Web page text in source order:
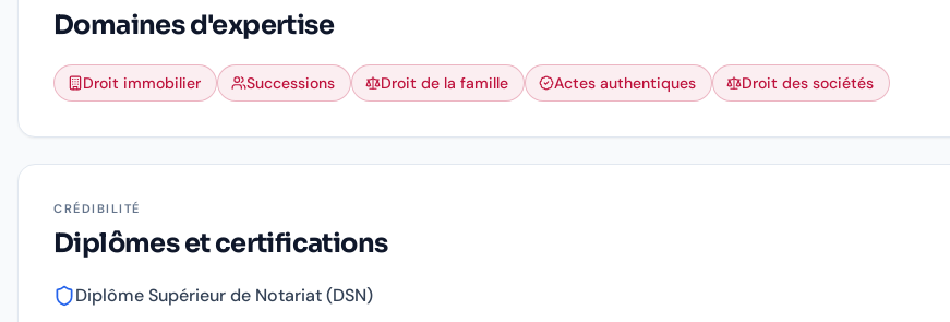
Domaines d'expertise
Droit immobilier Successions Droit de la famille Actes authentiques Droit des sociétés
CRÉDIBILITÉ
Diplômes et certifications
Diplôme Supérieur de Notariat (DSN)